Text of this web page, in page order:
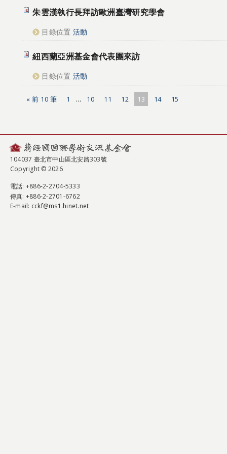
朱雲漢執行長拜訪歐洲臺灣研究學會
目錄位置 活動
紐西蘭亞洲基金會代表團來訪
目錄位置 活動
« 前 10 筆 1 ... 10 11 12 13 14 15
104037 臺北市中山區北安路303號
Copyright © 2026
電話: +886-2-2704-5333
傳真: +886-2-2701-6762
E-mail: cckf@ms1.hinet.net